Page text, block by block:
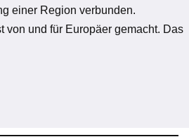
einer Region verbunden.
von und für Europäer gemacht. Das